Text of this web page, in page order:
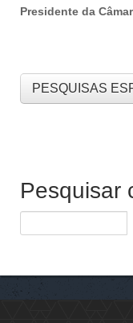
Presidente da
PESQUISAS
Pesquisar